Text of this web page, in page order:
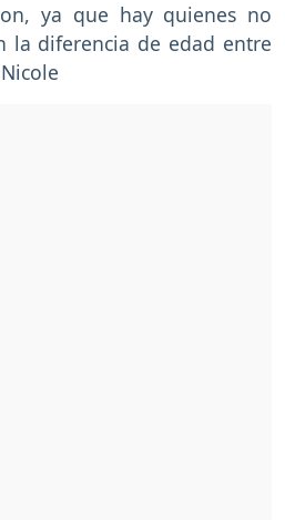
ya que hay quienes no
la diferencia de edad entre